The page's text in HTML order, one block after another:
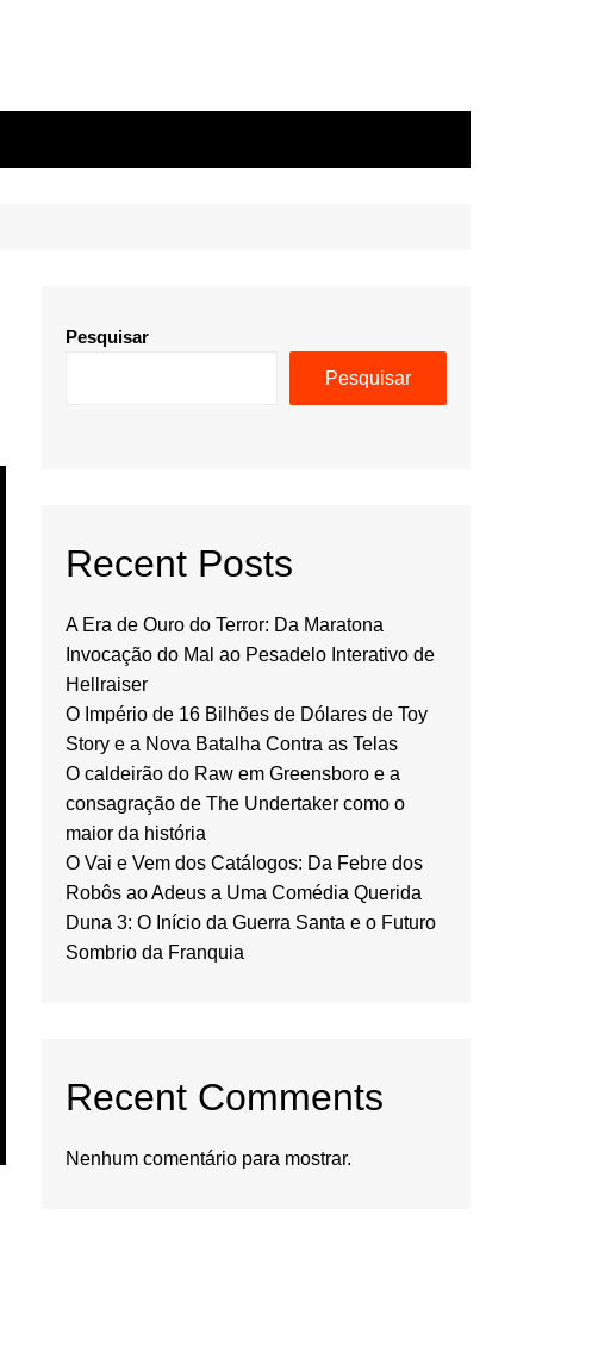
Pesquisar
Pesquisar
Recent Posts
A Era de Ouro do Terror: Da Maratona
Invocação do Mal ao Pesadelo Interativo de
Hellraiser
O Império de 16 Bilhões de Dólares de Toy
Story e a Nova Batalha Contra as Telas
O caldeirão do Raw em Greensboro e a
consagração de The Undertaker como o
maior da história
O Vai e Vem dos Catálogos: Da Febre dos
Robôs ao Adeus a Uma Comédia Querida
Duna 3: O Início da Guerra Santa e o Futuro
Sombrio da Franquia
Recent Comments
Nenhum comentário para mostrar.